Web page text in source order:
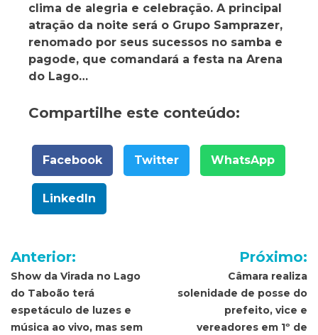
clima de alegria e celebração. A principal
atração da noite será o Grupo Samprazer,
renomado por seus sucessos no samba e
pagode, que comandará a festa na Arena
do Lago…
Compartilhe este conteúdo:
Facebook Twitter WhatsApp
LinkedIn
Navegação
de
Post
Anterior:
Show da Virada no Lago
do Taboão terá
espetáculo de luzes e
música ao vivo, mas sem
Próximo:
Câmara realiza
solenidade de posse do
prefeito, vice e
vereadores em 1º de